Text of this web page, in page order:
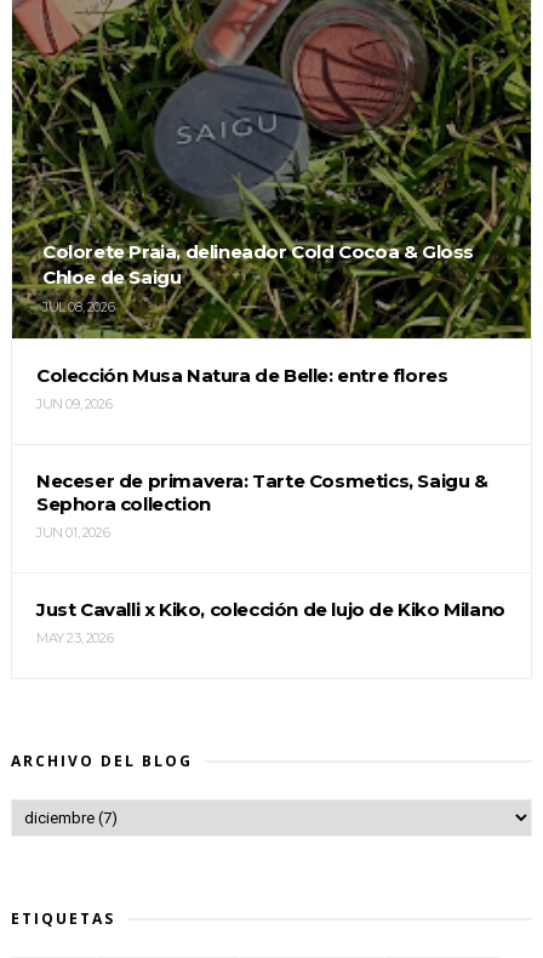
Colorete Praia, delineador Cold Cocoa & Gloss
Chloe de Saigu
JUL 08, 2026
Colección Musa Natura de Belle: entre flores
JUN 09, 2026
Neceser de primavera: Tarte Cosmetics, Saigu &
Sephora collection
JUN 01, 2026
Just Cavalli x Kiko, colección de lujo de Kiko Milano
MAY 23, 2026
ARCHIVO DEL BLOG
ETIQUETAS